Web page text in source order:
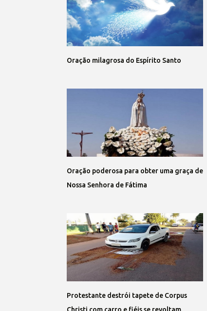
Oração milagrosa do Espírito Santo
Oração poderosa para obter uma graça de
Nossa Senhora de Fátima
Protestante destrói tapete de Corpus